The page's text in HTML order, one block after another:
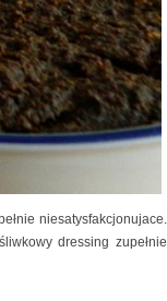
niesatysfakcjonujace.
dressing zupełnie